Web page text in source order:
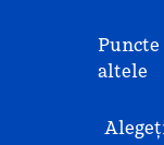
altele